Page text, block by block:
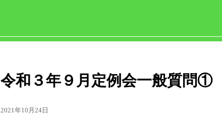
令和３年９月定例会一般質問①
2021年10月24日